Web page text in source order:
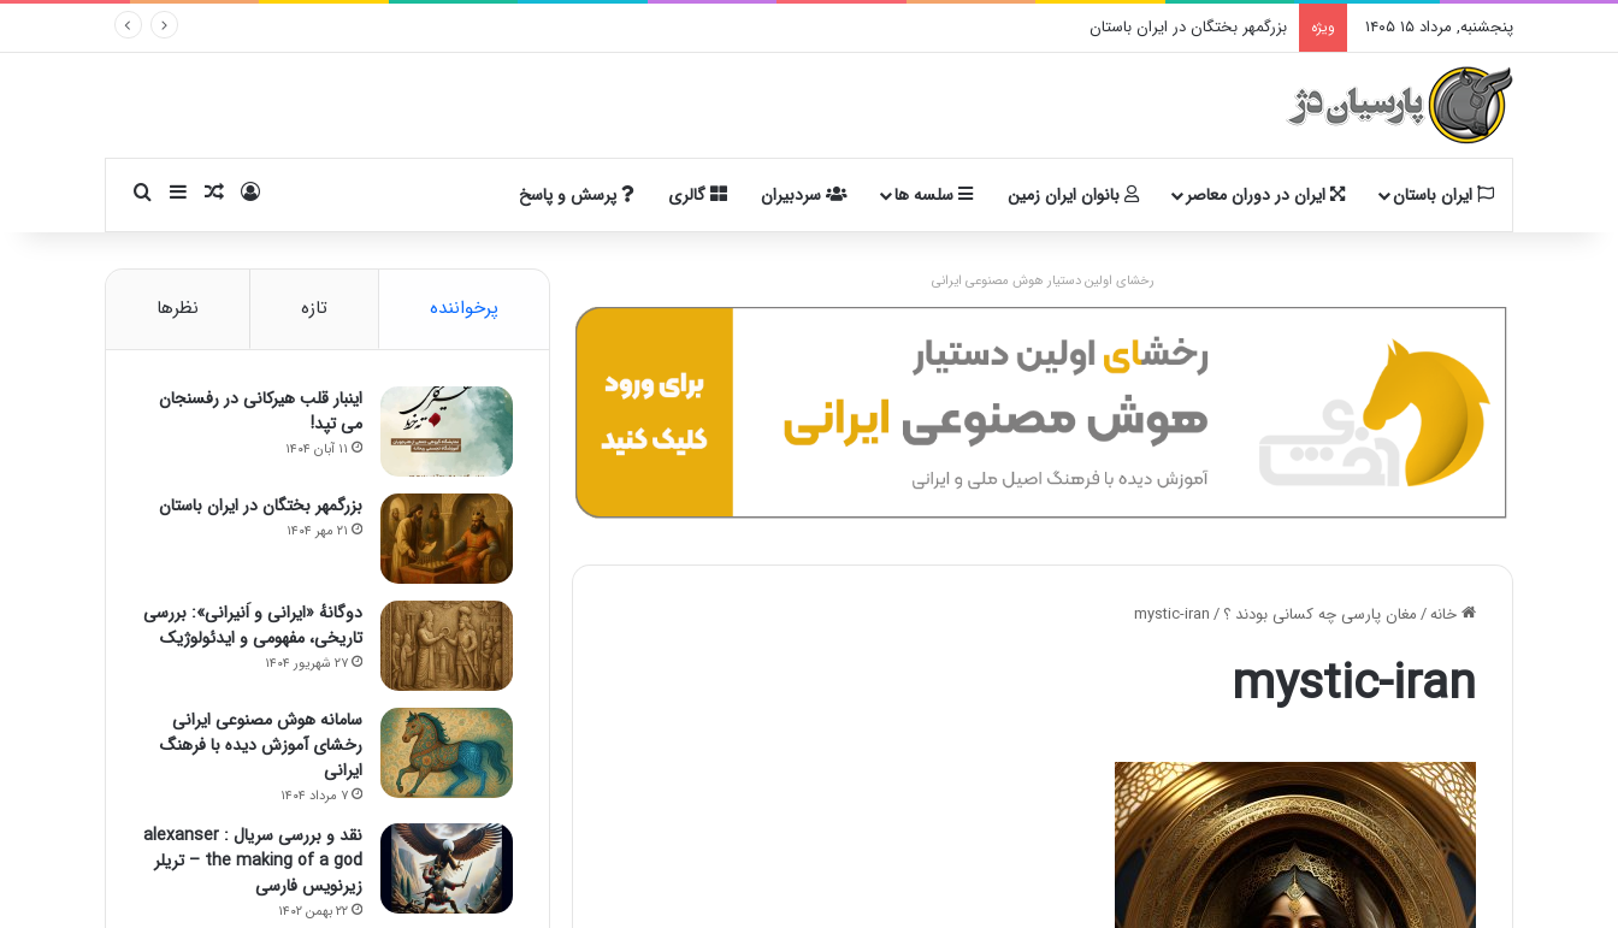
پنجشنبه, مرداد ۱۵ ۱۴۰۵ ویژه بزرگمهر بختگان در ایران باستان
ایران باستان ایران در دوران معاصر بانوان ایران زمین سلسه ها سردبیران گالری پرسش و پاسخ ورودنوشته تصادفی
سایدبارجستجو برای
رخشای اولین دستیار هوش مصنوعی ایرانی
خانه/مغان پارسی چه کسانی بودند ؟/
mystic-iran
mystic-iran
پرخواننده تازه نظرها
اینبار قلب هیرکانی در رفسنجان
می تپد!
۱۱ آبان ۱۴۰۴
بزرگمهر بختگان در ایران باستان
۲۱ مهر ۱۴۰۴
دوگانهٔ «ایرانی و اَنیرانی»: بررسی
تاریخی، مفهومی و ایدئولوژیک
۲۷ شهریور ۱۴۰۴
سامانه هوش مصنوعی ایرانی
رخشای آموزش دیده با فرهنگ
ایرانی
۷ مرداد ۱۴۰۴
نقد و بررسی سریال alexanser :
the making of a god – تریلر
زیرنویس فارسی
۲۲ بهمن ۱۴۰۲